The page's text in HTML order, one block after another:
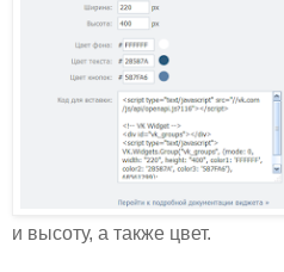
и высоту, а также цвет.